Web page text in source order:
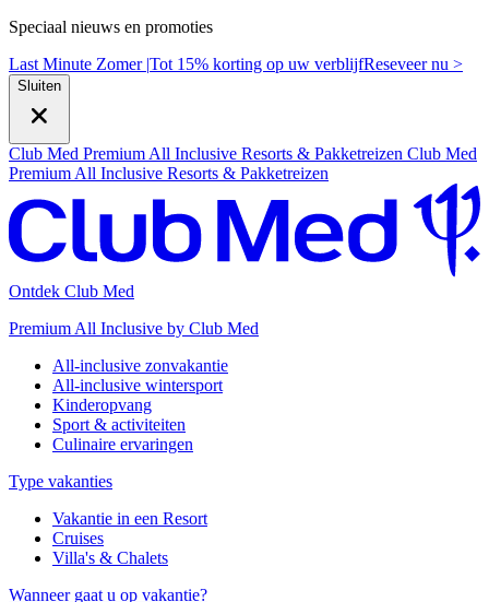
Speciaal nieuws en promoties
Last Minute Zomer |Tot 15% korting op uw verblijfReseveer nu >
Sluiten
Club Med Premium All Inclusive Resorts & Pakketreizen Club Med
Premium All Inclusive Resorts & Pakketreizen
Ontdek Club Med
Premium All Inclusive by Club Med
All-inclusive zonvakantie
All-inclusive wintersport
Kinderopvang
Sport & activiteiten
Culinaire ervaringen
Type vakanties
Vakantie in een Resort
Cruises
Villa's & Chalets
Wanneer gaat u op vakantie?